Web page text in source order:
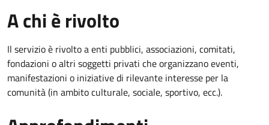
A chi è rivolto
Il servizio è rivolto a enti pubblici, associazioni, comitati,
fondazioni o altri soggetti privati che organizzano eventi,
manifestazioni o iniziative di rilevante interesse per la
comunità (in ambito culturale, sociale, sportivo, ecc.).